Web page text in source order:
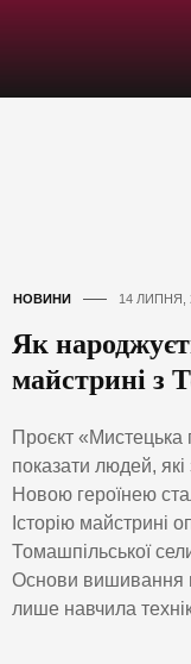
НОВИНИ 14 ЛИПНЯ,
Як
майстрині з
Проєкт
показати людей, які
Новою героїнею
Історію майстрині
Томашпільської
Основи вишивання
лише навчила